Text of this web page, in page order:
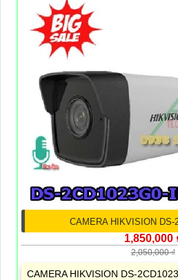
CAMERA HIKVISION DS-
1,850,000
2,050,000 ₫
CAMERA HIKVISION DS-